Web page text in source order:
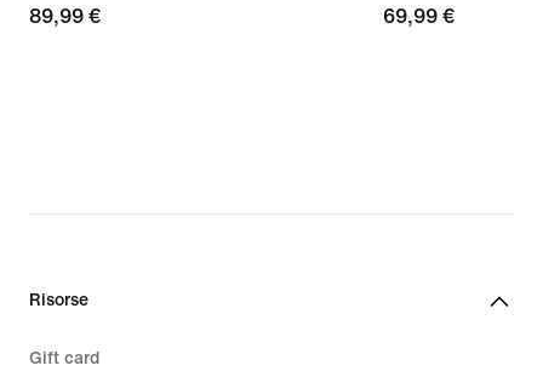
89,99
89,99 €
69,99
69,99 €
Risorse
Gift card